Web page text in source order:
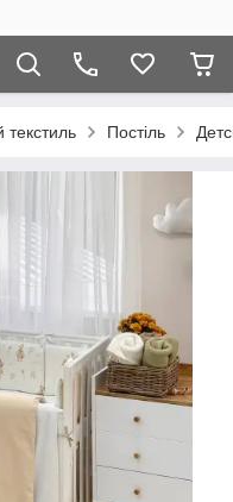
текстиль Постіль